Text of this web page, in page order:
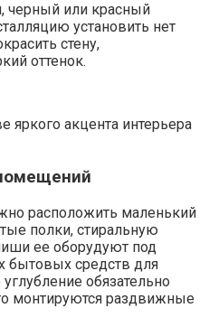
черный или красный
установить нет
стену,
оттенок.
яркого акцента интерьера
расположить маленький
полки, стиральную
ее оборудуют под
бытовых средств для
обязательно
монтируются раздвижные